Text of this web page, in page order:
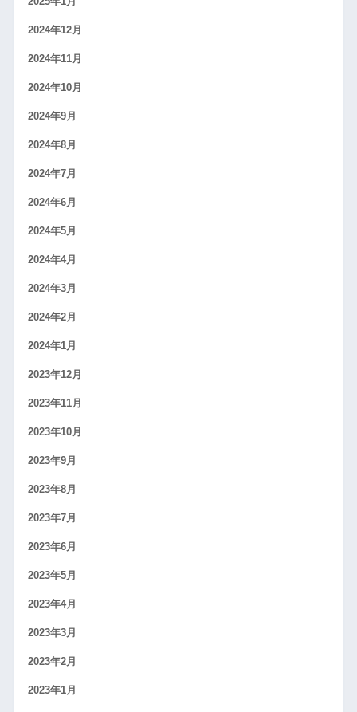
2024年12月
2024年11月
2024年10月
2024年9月
2024年8月
2024年7月
2024年6月
2024年5月
2024年4月
2024年3月
2024年2月
2024年1月
2023年12月
2023年11月
2023年10月
2023年9月
2023年8月
2023年7月
2023年6月
2023年5月
2023年4月
2023年3月
2023年2月
2023年1月